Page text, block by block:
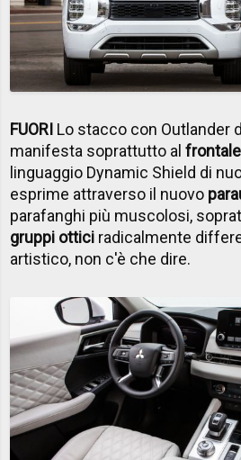
FUORI Lo stacco con Outlander
manifesta soprattutto alfrontale
linguaggio Dynamic Shield di
esprime attraverso il nuovo
parafanghi più muscolosi,
gruppi ottici radicalmente
artistico, non c'è che dire.